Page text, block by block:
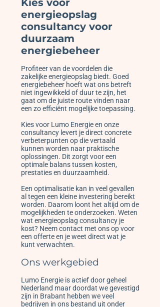
Kies voor
energieopslag
consultancy voor
duurzaam
energiebeheer
Profiteer van de voordelen die
zakelijke energieopslag biedt. Goed
energiebeheer hoeft wat ons betreft
niet ingewikkeld of duur te zijn, het
gaat om de juiste route vinden naar
een zo efficiënt mogelijke toepassing.
Kies voor Lumo Energie en onze
consultancy levert je direct concrete
verbeterpunten op die vertaald
kunnen worden naar praktische
oplossingen. Dit zorgt voor een
optimale balans tussen kosten,
prestaties en duurzaamheid.
Een optimalisatie kan in veel gevallen
al tegen een kleine investering bereikt
worden. Daarom loont het altijd om de
mogelijkheden te onderzoeken. Weten
wat energieopslag consultancy je
kost? Neem contact met ons op voor
een offerte en je weet direct wat je
kunt verwachten.
Ons werkgebied
Lumo Energie is actief door geheel
Nederland maar doordat we gevestigd
zijn in Brabant hebben we veel
bedrijven in ons bestand uit onder